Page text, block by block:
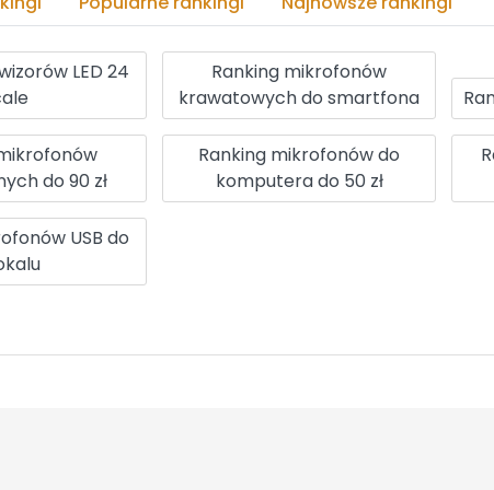
LED 24
Ranking mikrofonów
krawatowych do smartfona
do 90 zł
Ranking mikrofonów do
komputera do 50 zł
USB do